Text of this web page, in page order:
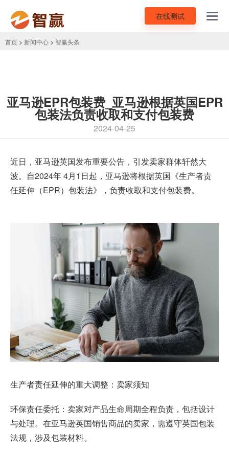
在线测试
首页 > 新闻中心 > 智赢头条
亚马逊EPR包装费_亚马逊根据英国EPR
包装法负责收取和支付包装费
2024-04-25
近日，亚马逊英国发布重要公告，引发卖家群体轩然大
波。自2024年 4月1日起，亚马逊将根据英国《生产者责
任延伸（EPR）包装法》，负责收取和支付包装费。
生产者责任延伸的重大调整：卖家须知
环保责任委托：卖家对产品生命周期全程负责，包括设计
与处理。在亚马逊英国销售商品的卖家，需遵守英国包装
法规，涉及包装材料。